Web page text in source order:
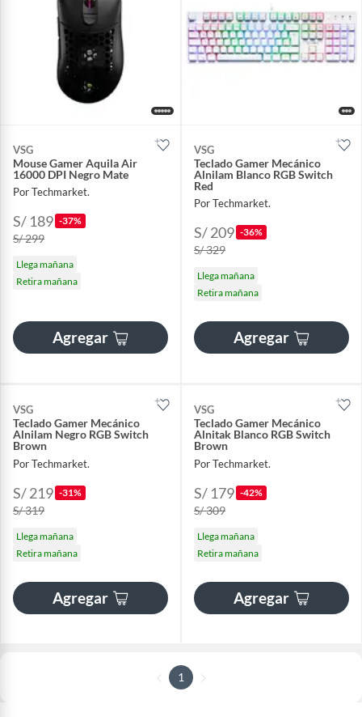
VSG
Mouse Gamer Aquila Air
16000 DPI Negro Mate
Por Techmarket.
S/ 189 -37%
S/ 299
Llega mañana
Retira mañana
Agregar
VSG
Teclado Gamer Mecánico
Alnilam Blanco RGB Switch
Red
Por Techmarket.
S/ 209 -36%
S/ 329
Llega mañana
Retira mañana
Agregar
VSG
Teclado Gamer Mecánico
Alnilam Negro RGB Switch
Brown
Por Techmarket.
S/ 219 -31%
S/ 319
Llega mañana
Retira mañana
Agregar
VSG
Teclado Gamer Mecánico
Alnitak Blanco RGB Switch
Brown
Por Techmarket.
S/ 179 -42%
S/ 309
Llega mañana
Retira mañana
Agregar
1